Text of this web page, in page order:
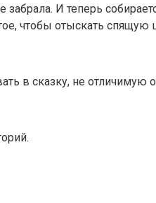
И теперь
чтобы отыскать спящую
в сказку, не отличимую